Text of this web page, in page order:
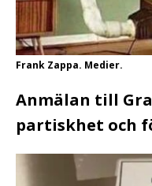
Frank Zappa. Medier.
Anmälan till
partiskhet och